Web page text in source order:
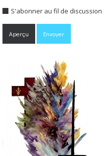
S'abonner au fil de discussion